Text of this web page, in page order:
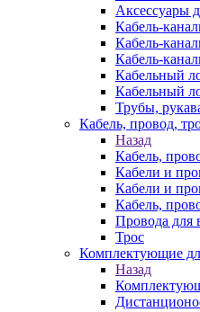
Аксессуары
Кабель-
Кабель-
Кабель-
Кабельный
Кабельный
Трубы,
Кабель, провод,
Назад
Кабель,
Кабели и
Кабели и
Кабель,
Провода для
Трос
Комплектующие
Назад